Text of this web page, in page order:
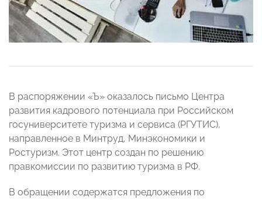
В распоряжении «Ъ» оказалось письмо Центра
развития кадрового потенциала при Российском
госуниверситете туризма и сервиса (РГУТИС),
направленное в Минтруд, Минэкономики и
Ростуризм. Этот центр создан по решению
правкомиссии по развитию туризма в РФ.
В обращении содержатся предложения по